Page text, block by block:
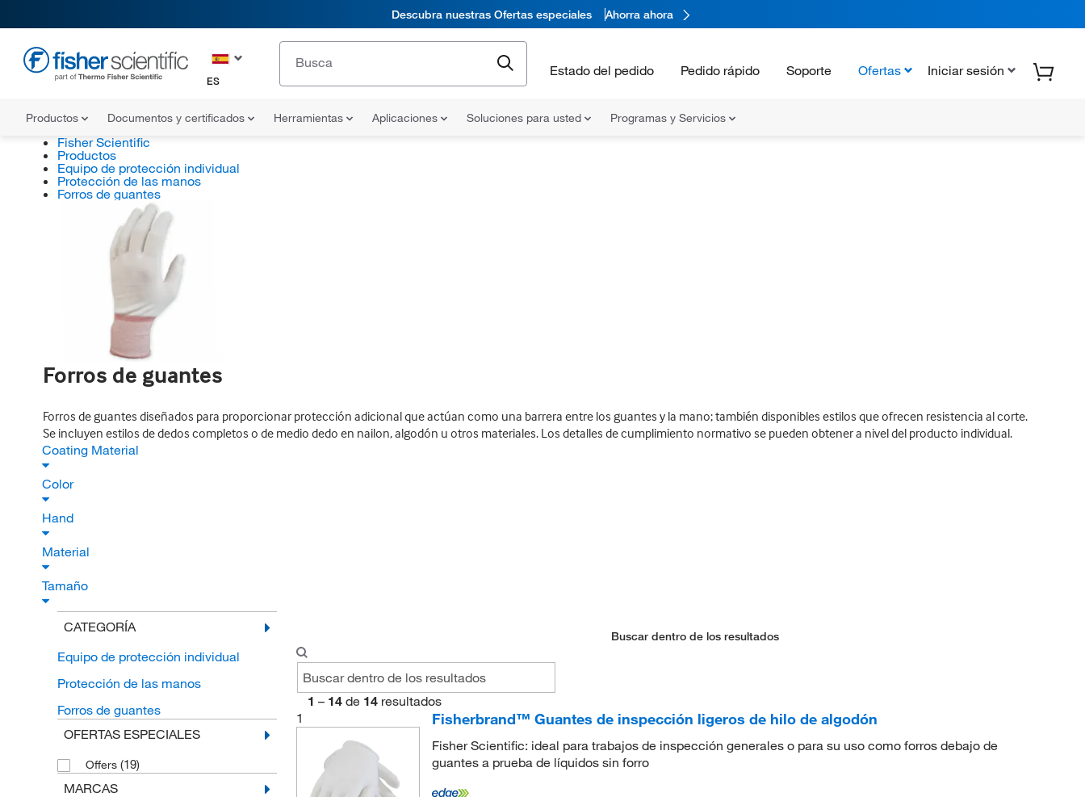
Descubra nuestras Ofertas especiales Ahorra ahora
ES
Estado del pedido Pedido rápido Soporte Ofertas Iniciar sesión
Productos Documentos y certificados Herramientas Aplicaciones Soluciones para usted Programas y Servicios
Fisher Scientific
Productos
Equipo de protección individual
Protección de las manos
Forros de guantes
Forros de guantes
Forros de guantes diseñados para proporcionar protección adicional que actúan como una barrera entre los guantes y la mano; también disponibles estilos que ofrecen resistencia al corte.
Se incluyen estilos de dedos completos o de medio dedo en nailon, algodón u otros materiales. Los detalles de cumplimiento normativo se pueden obtener a nivel del producto individual.
Coating Material
Color
Hand
Material
Tamaño
CATEGORÍA
Equipo de protección individual
Protección de las manos
Forros de guantes
OFERTAS ESPECIALES
Offers (19)
MARCAS
Buscar dentro de los resultados
1 – 14 de 14 resultados
1
Fisherbrand™ Guantes de inspección ligeros de hilo de algodón
Fisher Scientific: ideal para trabajos de inspección generales o para su uso como forros debajo de
guantes a prueba de líquidos sin forro